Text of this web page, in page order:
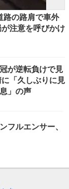
路の路肩で車外
注意を呼びかけ
が逆転負けで見
「久しぶりに見
」の声
フルエンサー、